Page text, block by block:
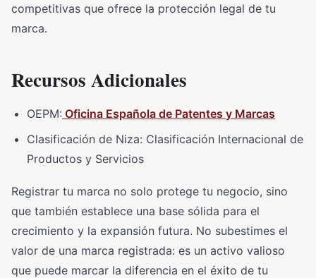
competitivas que ofrece la protección legal de tu
marca.
Recursos Adicionales
OEPM: Oficina Española de Patentes y Marcas
Clasificación de Niza: Clasificación Internacional de
Productos y Servicios
Registrar tu marca no solo protege tu negocio, sino
que también establece una base sólida para el
crecimiento y la expansión futura. No subestimes el
valor de una marca registrada: es un activo valioso
que puede marcar la diferencia en el éxito de tu